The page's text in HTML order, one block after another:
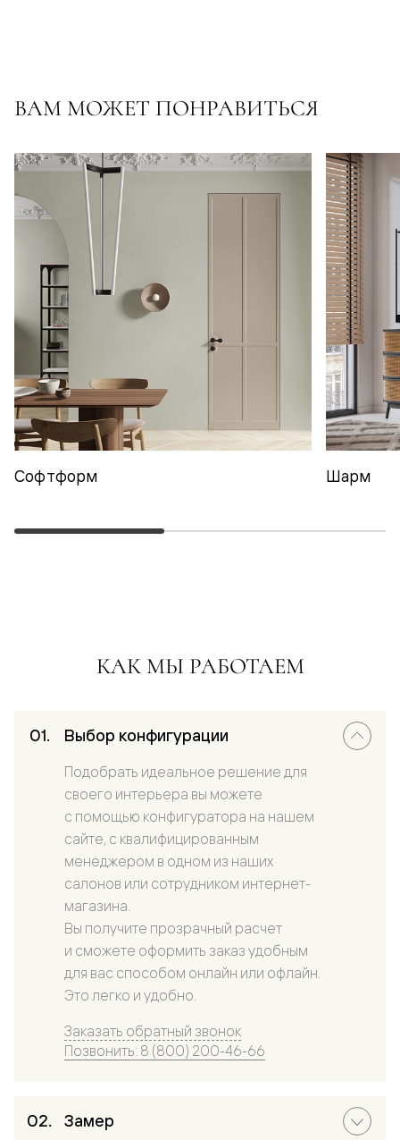
ВАМ МОЖЕТ ПОНРАВИТЬСЯ
Софтформ Шарм
КАК МЫ РАБОТАЕМ
Выбор конфигурации
Подобрать идеальное решение для
своего интерьера вы можете
с помощью конфигуратора на нашем
сайте, с квалифицированным
менеджером в одном из наших
салонов или сотрудником интернет-
магазина.
Вы получите прозрачный расчет
и сможете оформить заказ удобным
для вас способом онлайн или офлайн.
Это легко и удобно.
Заказать обратный звонок
Позвонить: 8 (800) 200-46-66
Замер